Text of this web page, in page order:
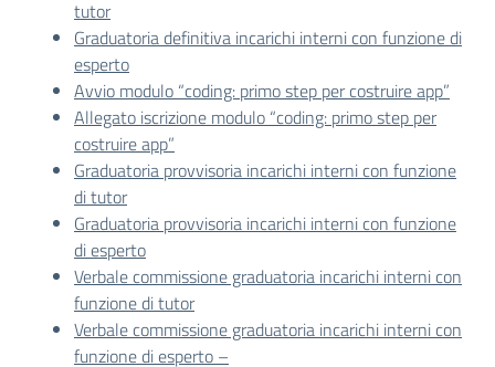
tutor
Graduatoria definitiva incarichi interni con funzione di
esperto
Avvio modulo “coding: primo step per costruire app”
Allegato iscrizione modulo “coding: primo step per
costruire app”
Graduatoria provvisoria incarichi interni con funzione
di tutor
Graduatoria provvisoria incarichi interni con funzione
di esperto
Verbale commissione graduatoria incarichi interni con
funzione di tutor
Verbale commissione graduatoria incarichi interni con
funzione di esperto –